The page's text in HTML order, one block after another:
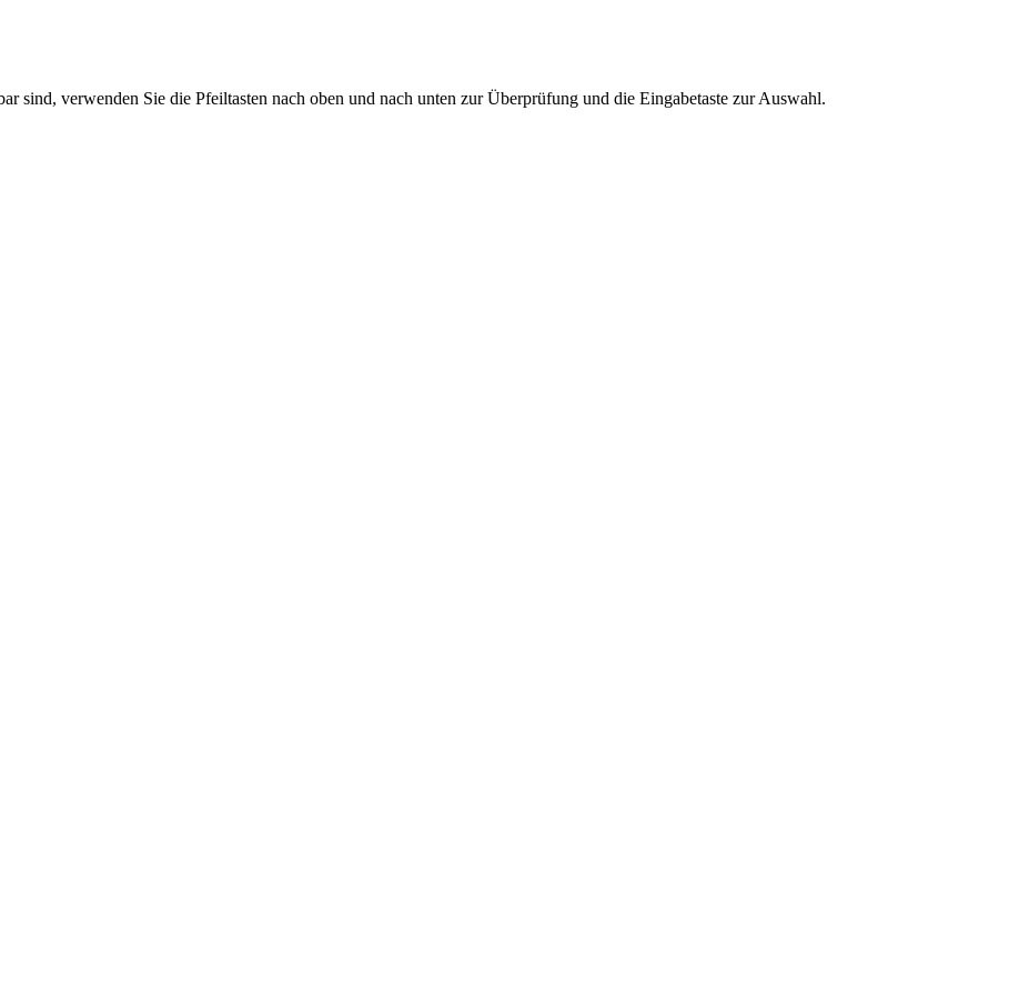
sind, verwenden Sie die Pfeiltasten nach oben und nach unten zur Überprüfung und die Eingabetaste zur Auswahl.